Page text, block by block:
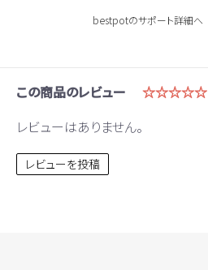
bestpotのサポート詳細へ
この商品のレビュー ☆☆☆☆☆
レビューはありません。
レビューを投稿